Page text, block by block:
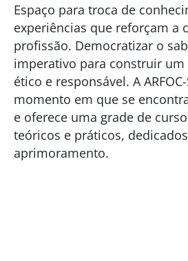
Espaço para troca de
experiências que reforçam a
profissão. Democratizar o
imperativo para construir
ético e responsável. A
momento em que se
e oferece uma grade de
teóricos e práticos,
aprimoramento.